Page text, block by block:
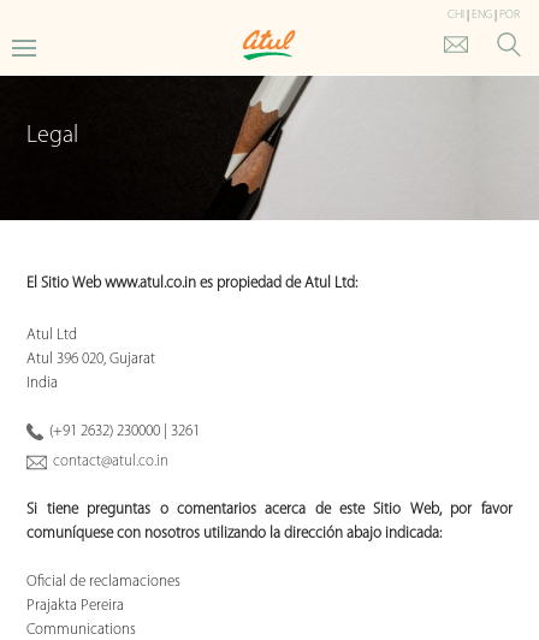
CHI ENG POR
Legal
El Sitio Web www.atul.co.in es propiedad de Atul Ltd:
Atul Ltd
Atul 396 020, Gujarat
India
(+91 2632) 230000 | 3261
contact@atul.co.in
Si tiene preguntas o comentarios acerca de este Sitio Web, por favor
comuníquese con nosotros utilizando la dirección abajo indicada:
Oficial de reclamaciones
Prajakta Pereira
Communications